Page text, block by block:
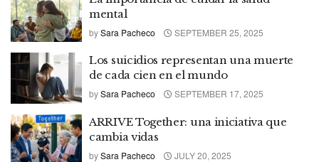
mental
bySara Pacheco SEPTEMBER 25, 2025
Los suicidios representan una muerte
de cada cien en el mundo
bySara Pacheco SEPTEMBER 17, 2025
ARRIVE Together: una iniciativa que
cambia vidas
bySara Pacheco JULY 20, 2025